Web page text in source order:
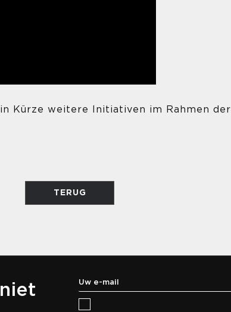
Kürze weitere Initiativen im Rahmen der
TERUG